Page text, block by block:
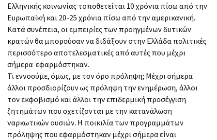
Ελληνικής κοινωνίας τοποθετείται 10 χρόνια πίσω από την
Ευρωπαϊκή και 20-25 χρόνια πίσω από την αμερικανική.
Κατά συνέπεια, οι εμπειρίες των προηγμένων δυτικών
κρατών θα μπορούσαν να διδάξουν στην Ελλάδα πολιτικές
περισσότερο αποτελεσματικές από αυτές που μέχρι
σήμερα εφαρμόστηκαν.
Τι εννοούμε, όμως, με τον όρο πρόληψη; Μέχρι σήμερα
άλλοι προσδιορίζουν ως πρόληψη την ενημέρωση, άλλοι
τον εκφοβισμό και άλλοι την επιδερμική προσέγγιση
ζητημάτων που σχετίζονται με την κατανάλωση
ναρκωτικών ουσιών. Η ποικιλία των προγραμμάτων
πρόληψης που εφαρμόστηκαν μέχρι σήμερα είναι